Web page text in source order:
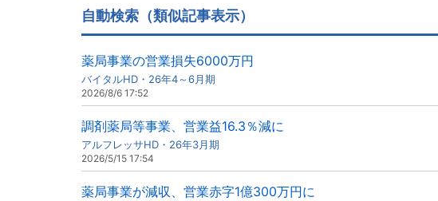
自動検索（類似記事表示）
薬局事業の営業損失6000万円
バイタルHD・26年4～6月期
2026/8/6 17:52
調剤薬局等事業、営業益16.3％減に
アルフレッサHD・26年3月期
2026/5/15 17:54
薬局事業が減収、営業赤字1億300万円に